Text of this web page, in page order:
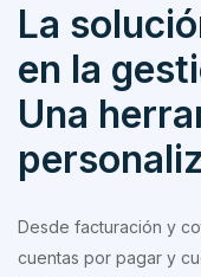
La
en la
Una
Desde facturación y
cuentas por pagar y